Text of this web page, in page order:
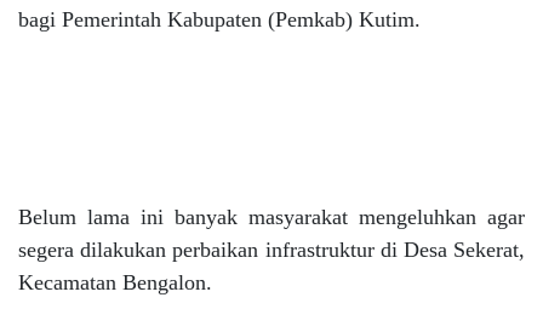
bagi Pemerintah Kabupaten (Pemkab) Kutim.
Belum lama ini banyak masyarakat mengeluhkan agar
segera dilakukan perbaikan infrastruktur di Desa Sekerat,
Kecamatan Bengalon.